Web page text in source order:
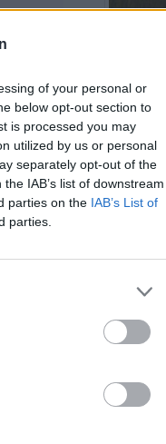
of your personal or
below opt-out section to
is processed you may
utilized by us or personal
separately opt-out of the
IAB’s list of downstream
parties on the IAB’s List of
parties.